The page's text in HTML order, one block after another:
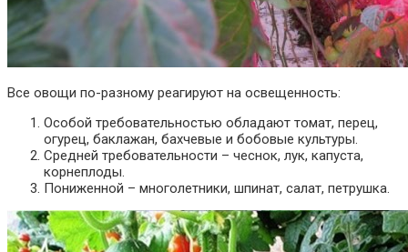
Все овощи по-разному реагируют на освещенность:
Особой требовательностью обладают томат, перец,
огурец, баклажан, бахчевые и бобовые культуры.
Средней требовательности – чеснок, лук, капуста,
корнеплоды.
Пониженной – многолетники, шпинат, салат, петрушка.